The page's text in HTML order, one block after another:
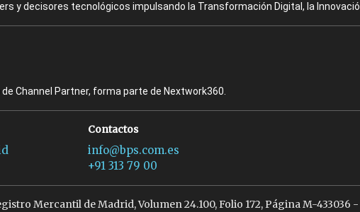
y decisores tecnológicos impulsando la Transformación Digital, la
Channel Partner, forma parte de Nextwork360.
Contactos
info@bps.com.es
+91 313 79 00
Mercantil de Madrid, Volumen 24.100, Folio 172, Página M-